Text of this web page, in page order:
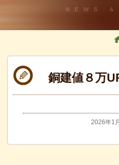
NEWS
銅建値８万
2026年1